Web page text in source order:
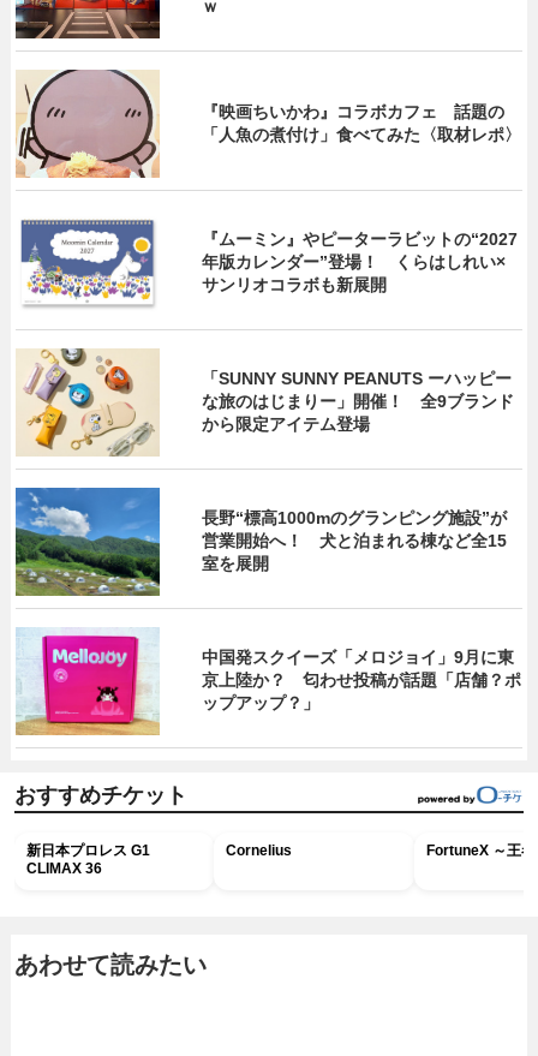
ｗ
『映画ちいかわ』コラボカフェ 話題の
「人魚の煮付け」食べてみた〈取材レポ〉
『ムーミン』やピーターラビットの“2027
年版カレンダー”登場！ くらはしれい×
サンリオコラボも新展開
「SUNNY SUNNY PEANUTS ーハッピー
な旅のはじまりー」開催！ 全9ブランド
から限定アイテム登場
長野“標高1000mのグランピング施設”が
営業開始へ！ 犬と泊まれる棟など全15
室を展開
中国発スクイーズ「メロジョイ」9月に東
京上陸か？ 匂わせ投稿が話題「店舗？ポ
ップアップ？」
おすすめチケット
新日本プロレス G1
CLIMAX 36
Cornelius FortuneX ～王
あわせて読みたい